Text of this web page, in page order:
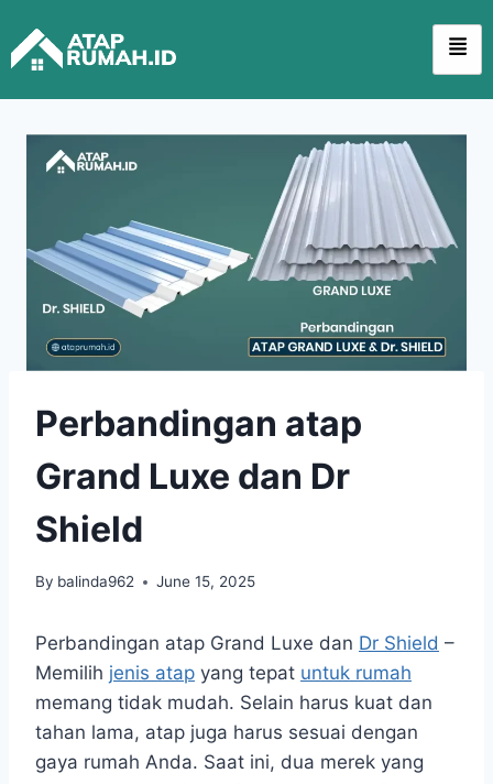
Perbandingan atap
Grand Luxe dan Dr
Shield
By balinda962 June 15, 2025
Perbandingan atap Grand Luxe dan Dr Shield –
Memilih jenis atap yang tepat untuk rumah
memang tidak mudah. Selain harus kuat dan
tahan lama, atap juga harus sesuai dengan
gaya rumah Anda. Saat ini, dua merek yang